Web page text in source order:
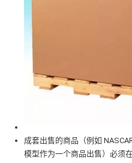
成套出售的商品（例如
模型作为一个商品出售）必须